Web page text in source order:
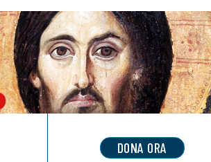
DONA ORA